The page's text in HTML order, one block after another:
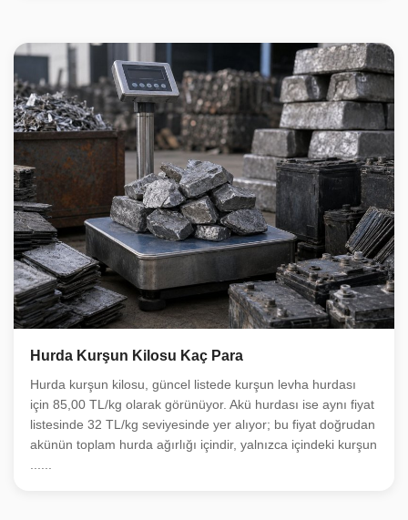
Hurda Kurşun Kilosu Kaç Para
Hurda kurşun kilosu, güncel listede kurşun levha hurdası
için 85,00 TL/kg olarak görünüyor. Akü hurdası ise aynı fiyat
listesinde 32 TL/kg seviyesinde yer alıyor; bu fiyat doğrudan
akünün toplam hurda ağırlığı içindir, yalnızca içindeki kurşun